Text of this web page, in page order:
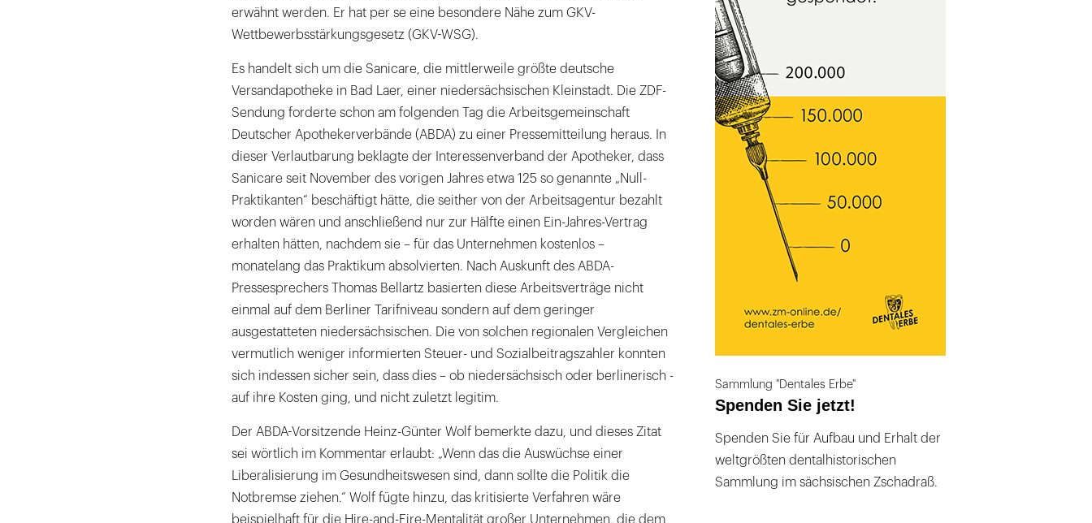
erwähnt werden. Er hat per se eine besondere Nähe zum GKV-
Wettbewerbsstärkungsgesetz (GKV-WSG).
Es handelt sich um die Sanicare, die mittlerweile größte deutsche
Versandapotheke in Bad Laer, einer niedersächsischen Kleinstadt. Die ZDF-
Sendung forderte schon am folgenden Tag die Arbeitsgemeinschaft
Deutscher Apothekerverbände (ABDA) zu einer Pressemitteilung heraus. In
dieser Verlautbarung beklagte der Interessenverband der Apotheker, dass
Sanicare seit November des vorigen Jahres etwa 125 so genannte „Null-
Praktikanten“ beschäftigt hätte, die seither von der Arbeitsagentur bezahlt
worden wären und anschließend nur zur Hälfte einen Ein-Jahres-Vertrag
erhalten hätten, nachdem sie – für das Unternehmen kostenlos –
monatelang das Praktikum absolvierten. Nach Auskunft des ABDA-
Pressesprechers Thomas Bellartz basierten diese Arbeitsverträge nicht
einmal auf dem Berliner Tarifniveau sondern auf dem geringer
ausgestatteten niedersächsischen. Die von solchen regionalen Vergleichen
vermutlich weniger informierten Steuer- und Sozialbeitragszahler konnten
sich indessen sicher sein, dass dies – ob niedersächsisch oder berlinerisch -
auf ihre Kosten ging, und nicht zuletzt legitim.
Der ABDA-Vorsitzende Heinz-Günter Wolf bemerkte dazu, und dieses Zitat
sei wörtlich im Kommentar erlaubt: „Wenn das die Auswüchse einer
Liberalisierung im Gesundheitswesen sind, dann sollte die Politik die
Notbremse ziehen.“ Wolf fügte hinzu, das kritisierte Verfahren wäre
beispielhaft für die Hire-and-Fire-Mentalität großer Unternehmen, die dem
Sammlung "Dentales Erbe"
Spenden Sie jetzt!
Spenden Sie für Aufbau und Erhalt der
weltgrößten dentalhistorischen
Sammlung im sächsischen Zschadraß.